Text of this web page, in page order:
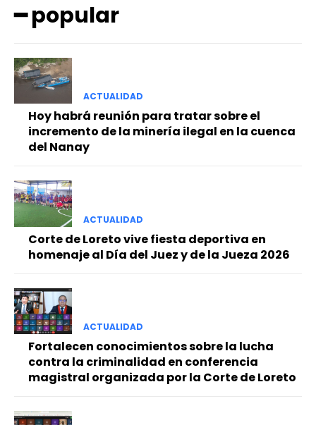
━ Planes
━ popular
ACTUALIDAD
Hoy habrá reunión para tratar sobre el
incremento de la minería ilegal en la cuenca
del Nanay
ACTUALIDAD
Corte de Loreto vive fiesta deportiva en
homenaje al Día del Juez y de la Jueza 2026
ACTUALIDAD
Fortalecen conocimientos sobre la lucha
contra la criminalidad en conferencia
magistral organizada por la Corte de Loreto